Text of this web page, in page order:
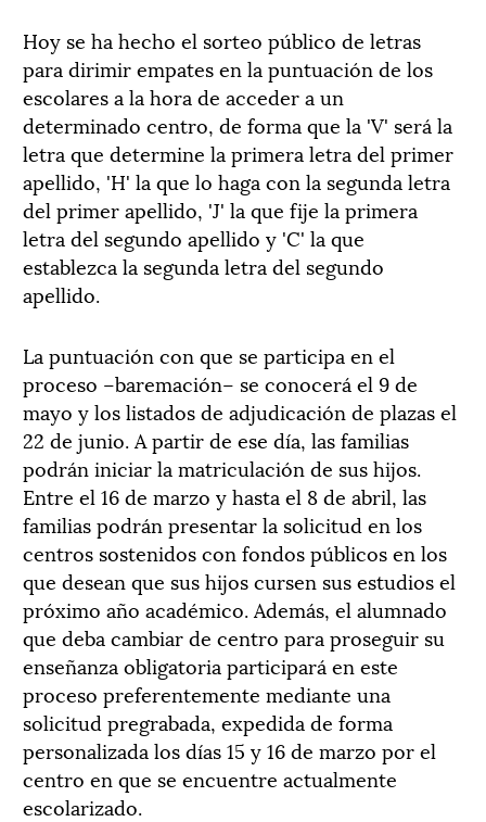
Hoy se ha hecho el sorteo público de letras
para dirimir empates en la puntuación de los
escolares a la hora de acceder a un
determinado centro, de forma que la 'V' será la
letra que determine la primera letra del primer
apellido, 'H' la que lo haga con la segunda letra
del primer apellido, 'J' la que fije la primera
letra del segundo apellido y 'C' la que
establezca la segunda letra del segundo
apellido.
La puntuación con que se participa en el
proceso –baremación– se conocerá el 9 de
mayo y los listados de adjudicación de plazas el
22 de junio. A partir de ese día, las familias
podrán iniciar la matriculación de sus hijos.
Entre el 16 de marzo y hasta el 8 de abril, las
familias podrán presentar la solicitud en los
centros sostenidos con fondos públicos en los
que desean que sus hijos cursen sus estudios el
próximo año académico. Además, el alumnado
que deba cambiar de centro para proseguir su
enseñanza obligatoria participará en este
proceso preferentemente mediante una
solicitud pregrabada, expedida de forma
personalizada los días 15 y 16 de marzo por el
centro en que se encuentre actualmente
escolarizado.